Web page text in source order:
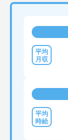
ことができ、現
す。
があり、20代
ます。年間休
なく長期的な
おり、清潔感
に加え、ソフ
ご利用者様の
っても身体的